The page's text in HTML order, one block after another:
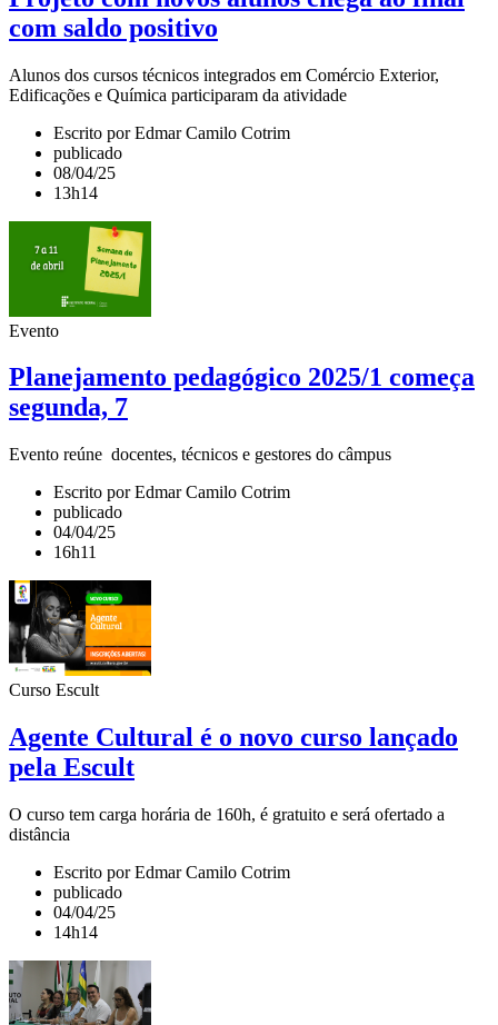
com saldo positivo
Alunos dos cursos técnicos integrados em Comércio Exterior,
Edificações e Química participaram da atividade
Escrito por Edmar Camilo Cotrim
publicado
08/04/25
13h14
Evento
Planejamento pedagógico 2025/1 começa
segunda, 7
Evento reúne docentes, técnicos e gestores do câmpus
Escrito por Edmar Camilo Cotrim
publicado
04/04/25
16h11
Curso Escult
Agente Cultural é o novo curso lançado
pela Escult
O curso tem carga horária de 160h, é gratuito e será ofertado a
distância
Escrito por Edmar Camilo Cotrim
publicado
04/04/25
14h14